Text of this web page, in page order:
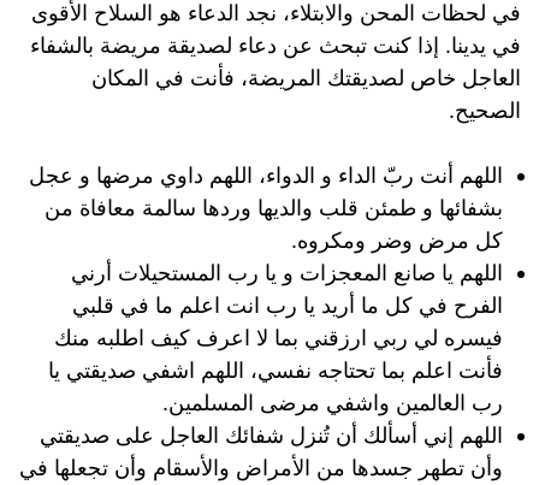
في لحظات المحن والابتلاء، نجد الدعاء هو السلاح الأقوى
في يدينا. إذا كنت تبحث عن دعاء لصديقة مريضة بالشفاء
العاجل خاص لصديقتك المريضة، فأنت في المكان
الصحيح.
اللهم أنت ربّ الداء و الدواء، اللهم داوي مرضها و عجل
بشفائها و طمئن قلب والديها وردها سالمة معافاة من
كل مرض وضر ومكروه.
اللهم يا صانع المعجزات و يا رب المستحيلات أرني
الفرح في كل ما أريد يا رب انت اعلم ما في قلبي
فيسره لي ربي ارزقني بما لا اعرف كيف اطلبه منك
فأنت اعلم بما تحتاجه نفسي، اللهم اشفي صديقتي يا
رب العالمين واشفي مرضى المسلمين.
اللهم إني أسألك أن تُنزل شفائك العاجل على صديقتي
وأن تطهر جسدها من الأمراض والأسقام وأن تجعلها في